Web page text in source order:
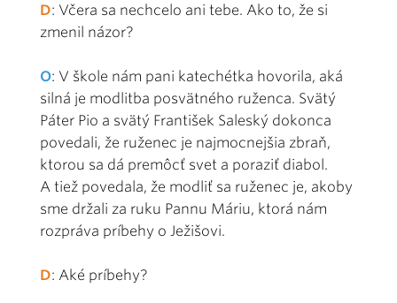
D: Včera sa nechcelo ani tebe. Ako to, že si
zmenil názor?
O: V škole nám pani katechétka hovorila, aká
silná je modlitba posvätného ruženca. Svätý
Páter Pio a svätý František Saleský dokonca
povedali, že ruženec je najmocnejšia zbraň,
ktorou sa dá premôcť svet a poraziť diabol.
A tiež povedala, že modliť sa ruženec je, akoby
sme držali za ruku Pannu Máriu, ktorá nám
rozpráva príbehy o Ježišovi.
D: Aké príbehy?